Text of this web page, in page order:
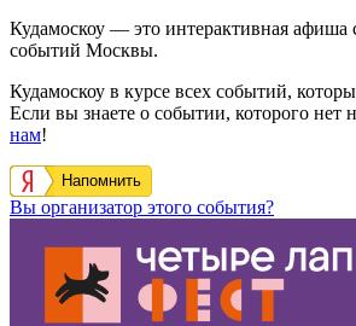
Кудамоскоу — это интерактивная афиша
событий Москвы.
Кудамоскоу в курсе всех событий,
Если вы знаете о событии, которого нет
нам!
Напомнить
Вы организатор этого события?